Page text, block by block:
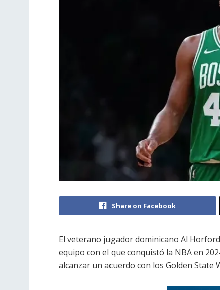
Share on Facebook
El veterano jugador dominicano Al
equipo con el que conquistó la NBA en
alcanzar un acuerdo con los Golden